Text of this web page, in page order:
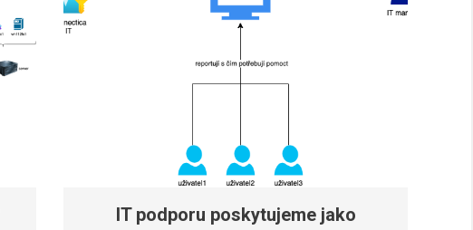
IT podporu poskytujeme jako